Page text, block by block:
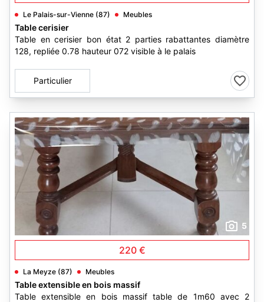
Le Palais-sur-Vienne (87) Meubles
Table cerisier
Table en cerisier bon état 2 parties rabattantes diamètre
128, repliée 0.78 hauteur 072 visible à le palais
Particulier
5
220 €
La Meyze (87) Meubles
Table extensible en bois massif
Table extensible en bois massif table de 1m60 avec 2